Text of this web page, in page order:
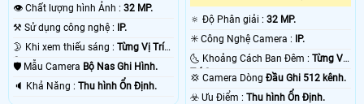
👁 Chất lượng hình Ảnh : 32 MP.
⚒ Sử dụng công nghệ : IP.
🌛 Khi xem thiếu sáng : Từng Vị Trí
Camera .
🛡 Mẫu Camera Bộ Nas Ghi Hình.
️🔈 Khả Năng : Thu hình Ổn Định.
🔅 Độ Phân giải :32 MP.
✳️ Công Nghệ Camera : IP.
🌜 Khoảng Cách Ban Đêm :Từng Vị
Trí Camera .
💢 Camera DòngĐầu Ghi 512 kênh.
️☣️ Ưu Điểm :Thu hình Ổn Định.